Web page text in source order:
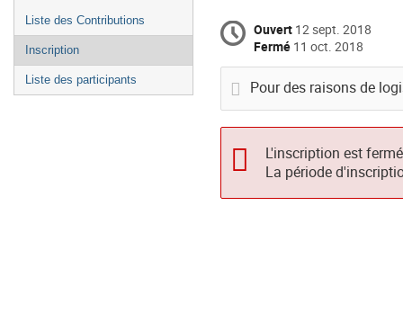
Liste des Contributions
Inscription
Liste des participants
Ouvert 12 sept. 2018
Fermé 11 oct. 2018
Pour des raisons de
L'inscription est
La période